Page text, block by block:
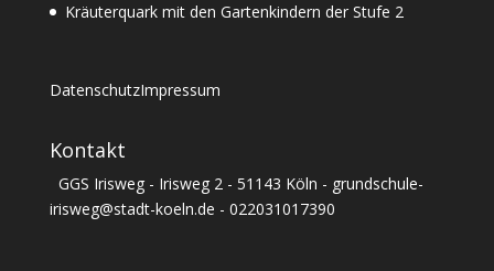
Kräuterquark mit den Gartenkindern der Stufe 2
DatenschutzImpressum
Kontakt
GGS Irisweg - Irisweg 2 - 51143 Köln - grundschule-
irisweg@stadt-koeln.de - 022031017390